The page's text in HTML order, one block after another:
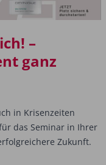
–
ganz
in Krisenzeiten
das Seminar in Ihrer
Zukunft.